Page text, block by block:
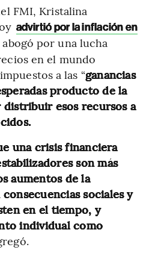
FMI, Kristalina
advirtió por la inflación en
abogó por una lucha
en el mundo
a las “ganancias
producto de la
distribuir esos recursos a
una crisis financiera
son más
aumentos de la
sociales y
en el tiempo, y
individual como